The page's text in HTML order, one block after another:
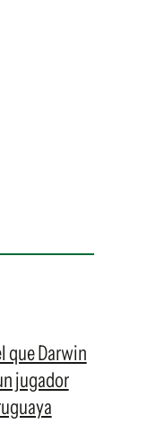
que Darwin
jugador